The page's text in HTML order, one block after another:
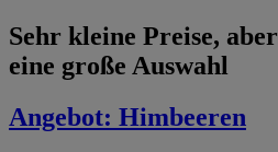
Sehr kleine Preise, aber
eine große Auswahl
Angebot: Himbeeren